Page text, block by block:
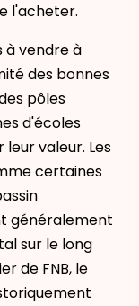
l'acheter.
à vendre à
des bonnes
pôles
d'écoles
valeur. Les
certaines
généralement
sur le long
de FNB, le